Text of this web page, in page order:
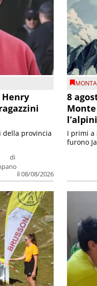
Henry
di
il 08/08/2026
della provincia
8
I primi a
furono